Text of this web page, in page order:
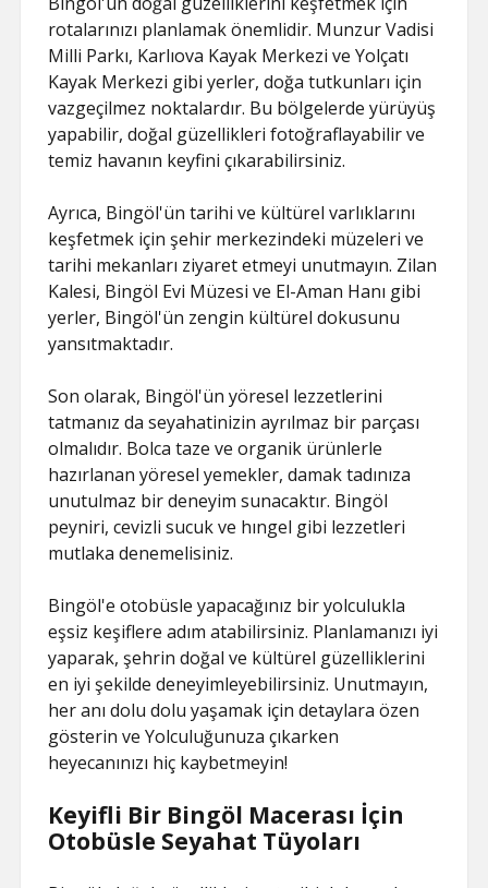
rotalarınızı planlamak önemlidir. Munzur Vadisi
Milli Parkı, Karlıova Kayak Merkezi ve Yolçatı
Kayak Merkezi gibi yerler, doğa tutkunları için
vazgeçilmez noktalardır. Bu bölgelerde yürüyüş
yapabilir, doğal güzellikleri fotoğraflayabilir ve
temiz havanın keyfini çıkarabilirsiniz.
Ayrıca, Bingöl'ün tarihi ve kültürel varlıklarını
keşfetmek için şehir merkezindeki müzeleri ve
tarihi mekanları ziyaret etmeyi unutmayın. Zilan
Kalesi, Bingöl Evi Müzesi ve El-Aman Hanı gibi
yerler, Bingöl'ün zengin kültürel dokusunu
yansıtmaktadır.
Son olarak, Bingöl'ün yöresel lezzetlerini
tatmanız da seyahatinizin ayrılmaz bir parçası
olmalıdır. Bolca taze ve organik ürünlerle
hazırlanan yöresel yemekler, damak tadınıza
unutulmaz bir deneyim sunacaktır. Bingöl
peyniri, cevizli sucuk ve hıngel gibi lezzetleri
mutlaka denemelisiniz.
Bingöl'e otobüsle yapacağınız bir yolculukla
eşsiz keşiflere adım atabilirsiniz. Planlamanızı iyi
yaparak, şehrin doğal ve kültürel güzelliklerini
en iyi şekilde deneyimleyebilirsiniz. Unutmayın,
her anı dolu dolu yaşamak için detaylara özen
gösterin ve Yolculuğunuza çıkarken
heyecanınızı hiç kaybetmeyin!
Keyifli Bir Bingöl Macerası İçin
Otobüsle Seyahat Tüyoları